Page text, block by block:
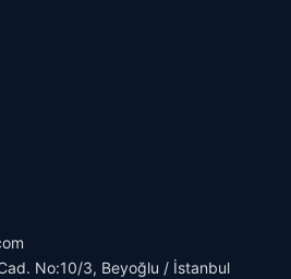
No:10/3, Beyoğlu / İstanbul